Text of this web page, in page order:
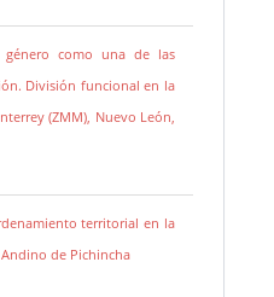
como una de las
División funcional en la
(ZMM), Nuevo León,
territorial en la
de Pichincha